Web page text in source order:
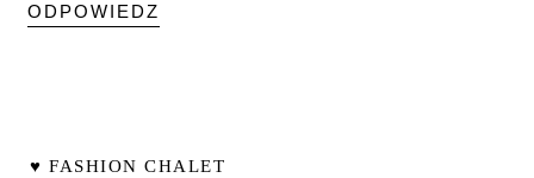
ODPOWIEDZ
♥ FASHION CHALET